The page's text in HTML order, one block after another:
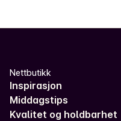
Nettbutikk
Inspirasjon
Middagstips
Kvalitet og holdbarhet